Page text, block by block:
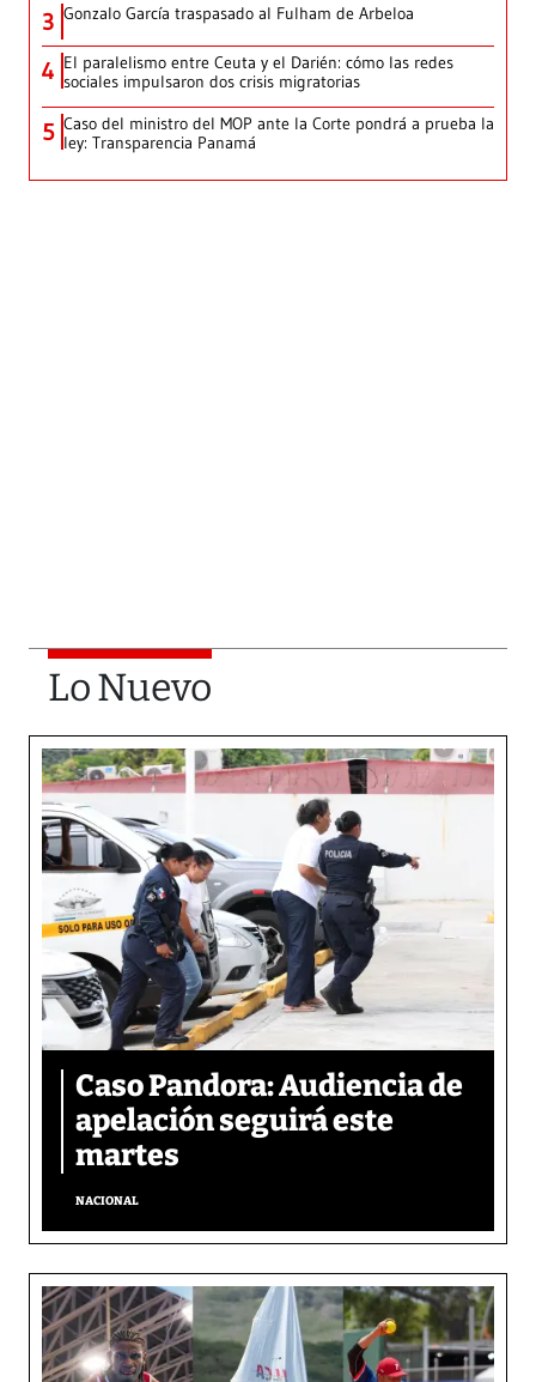
3 Gonzalo García traspasado al Fulham de Arbeloa
4 El paralelismo entre Ceuta y el Darién: cómo las redes
sociales impulsaron dos crisis migratorias
5 Caso del ministro del MOP ante la Corte pondrá a prueba la
ley: Transparencia Panamá
Lo Nuevo
Caso Pandora: Audiencia de
apelación seguirá este
martes
NACIONAL